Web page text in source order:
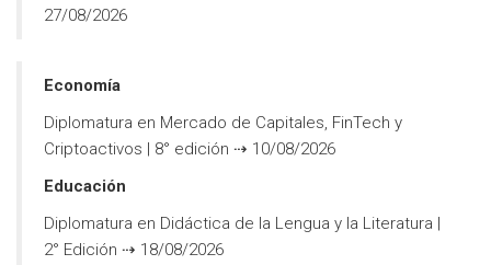
27/08/2026
Economía
Diplomatura en Mercado de Capitales, FinTech y
Criptoactivos | 8° edición ⇢ 10/08/2026
Educación
Diplomatura en Didáctica de la Lengua y la Literatura |
2° Edición ⇢ 18/08/2026